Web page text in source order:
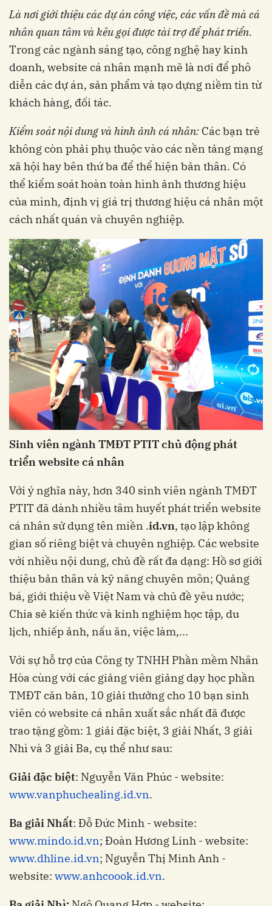
Là nơi giới thiệu các dự án công việc, các vấn đề mà cá
nhân quan tâm và kêu gọi được tài trợ để phát triển.
Trong các ngành sáng tạo, công nghệ hay kinh
doanh, website cá nhân mạnh mẽ là nơi để phô
diễn các dự án, sản phẩm và tạo dựng niềm tin từ
khách hàng, đối tác.
Kiểm soát nội dung và hình ảnh cá nhân: Các bạn trẻ
không còn phải phụ thuộc vào các nền tảng mạng
xã hội hay bên thứ ba để thể hiện bản thân. Có
thể kiểm soát hoàn toàn hình ảnh thương hiệu
của mình, định vị giá trị thương hiệu cá nhân một
cách nhất quán và chuyên nghiệp.
Sinh viên ngành TMĐTPTITchủ động phát
triển website cá nhân
Với ý nghĩa này, hơn 340 sinh viên ngành TMĐT
PTIT đã dành nhiều tâm huyết phát triển website
cá nhân sử dụng tên miền .id.vn, tạo lập không
gian số riêng biệt và chuyên nghiệp. Các website
với nhiều nội dung, chủ đề rất đa dạng: Hồ sơ giới
thiệu bản thân và kỹ năng chuyên môn; Quảng
bá, giới thiệu về Việt Nam và chủ đề yêu nước;
Chia sẻ kiến thức và kinh nghiệm học tập, du
lịch, nhiếp ảnh, nấu ăn, việc làm,...
Với sự hỗ trợ của Công ty TNHH Phần mềm Nhân
Hòa cùng với các giảng viên giảng dạy học phần
TMĐT căn bản, 10 giải thưởng cho 10 bạn sinh
viên có website cá nhân xuất sắc nhất đã được
trao tặng gồm: 1 giải đặc biệt, 3 giải Nhất, 3 giải
Nhì và 3 giải Ba, cụ thể như sau:
Giải đặc biệt: Nguyễn Văn Phúc - website:
www.vanphuchealing.id.vn.
Ba giải Nhất: Đỗ Đức Minh - website:
www.mindo.id.vn; Đoàn Hương Linh - website:
www.dhline.id.vn; Nguyễn Thị Minh Anh -
website: www.anhcoook.id.vn.